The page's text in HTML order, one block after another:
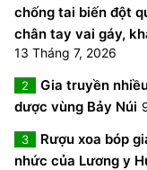
chống tai biến đột
chân tay vai gáy,
13 Tháng 7, 2026
2
Gia truyền
dược vùng Bảy Núi
3
Rượu xoa bóp
nhức của Lương y